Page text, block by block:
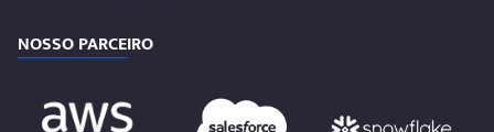
NOSSO PARCEIRO